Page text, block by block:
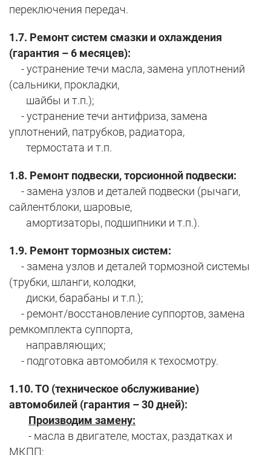
переключения передач.
1.7. Ремонт систем смазки и охлаждения
(гарантия – 6 месяцев):
- устранение течи масла, замена уплотнений
(сальники, прокладки,
шайбы и т.п.);
- устранение течи антифриза, замена
уплотнений, патрубков, радиатора,
термостата и т.п.
1.8. Ремонт подвески, торсионной подвески:
- замена узлов и деталей подвески (рычаги,
сайлентблоки, шаровые,
амортизаторы, подшипники и т.п.).
1.9. Ремонт тормозных систем:
- замена узлов и деталей тормозной системы
(трубки, шланги, колодки,
диски, барабаны и т.п.);
- ремонт/восстановление суппортов, замена
ремкомплекта суппорта,
направляющих;
- подготовка автомобиля к техосмотру.
1.10. ТО (техническое обслуживание)
автомобилей (гарантия – 30 дней):
Производим замену:
- масла в двигателе, мостах, раздатках и
МКПП;